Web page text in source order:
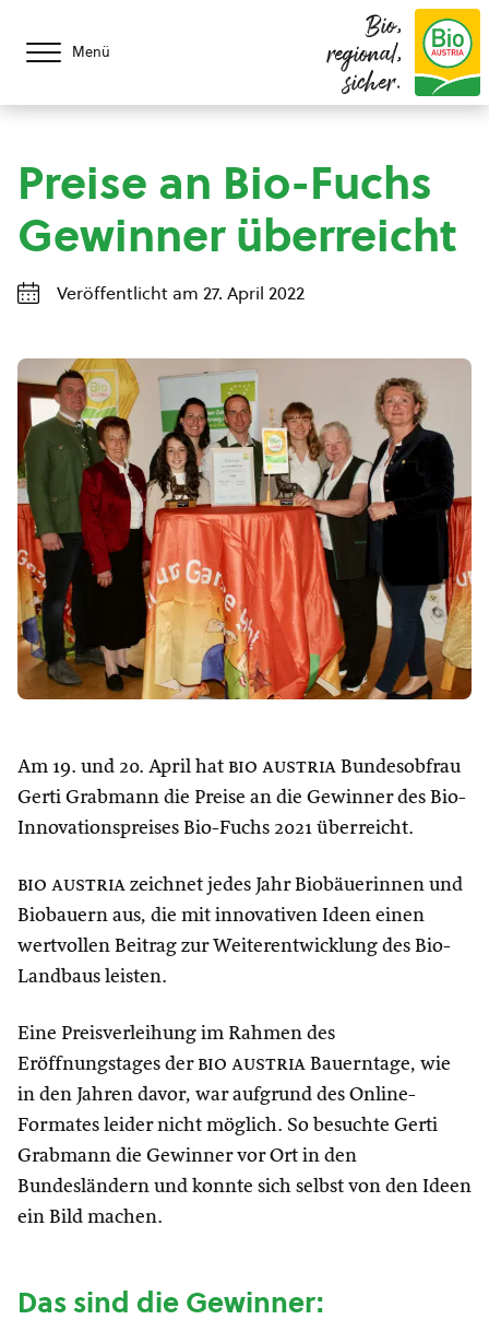
Menü
Bio,
regional,
sicher.
Preise an Bio-Fuchs
Gewinner überreicht
Veröffentlicht am 27. April 2022
Am 19. und 20. April hat bio austria Bundesobfrau
Gerti Grabmann die Preise an die Gewinner des Bio-
Innovationspreises Bio-Fuchs 2021 überreicht.
bio austria zeichnet jedes Jahr Biobäuerinnen und
Biobauern aus, die mit innovativen Ideen einen
wertvollen Beitrag zur Weiterentwicklung des Bio-
Landbaus leisten.
Eine Preisverleihung im Rahmen des
Eröffnungstages der bio austria Bauerntage, wie
in den Jahren davor, war aufgrund des Online-
Formates leider nicht möglich. So besuchte Gerti
Grabmann die Gewinner vor Ort in den
Bundesländern und konnte sich selbst von den Ideen
ein Bild machen.
Das sind die Gewinner: